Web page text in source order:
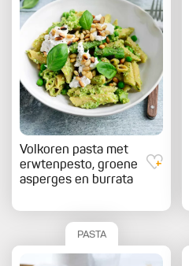
Volkoren pasta met
erwtenpesto, groene
asperges en burrata
PASTA